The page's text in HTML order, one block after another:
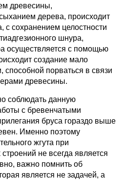
древесины,
дерева, происходит
с сохранением целостности
шнура,
осуществляется с помощью
создание мало
способной порваться в связи
древесины.
соблюдать данную
с бревенчатыми
бруса гораздо выше
Именно поэтому
жгута при
не всегда является
важно помнить об
является не задачей, а